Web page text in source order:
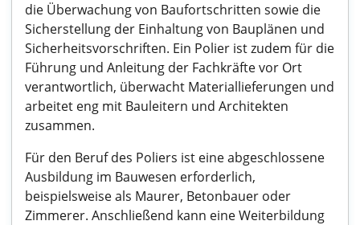
die Überwachung von Baufortschritten sowie die
Sicherstellung der Einhaltung von Bauplänen und
Sicherheitsvorschriften. Ein Polier ist zudem für die
Führung und Anleitung der Fachkräfte vor Ort
verantwortlich, überwacht Materiallieferungen und
arbeitet eng mit Bauleitern und Architekten
zusammen.
Für den Beruf des Poliers ist eine abgeschlossene
Ausbildung im Bauwesen erforderlich,
beispielsweise als Maurer, Betonbauer oder
Zimmerer. Anschließend kann eine Weiterbildung